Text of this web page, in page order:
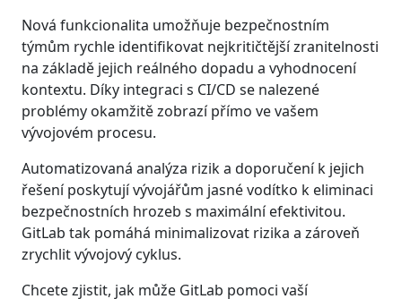
Nová funkcionalita umožňuje bezpečnostním
týmům rychle identifikovat nejkritičtější zranitelnosti
na základě jejich reálného dopadu a vyhodnocení
kontextu. Díky integraci s CI/CD se nalezené
problémy okamžitě zobrazí přímo ve vašem
vývojovém procesu.
Automatizovaná analýza rizik a doporučení k jejich
řešení poskytují vývojářům jasné vodítko k eliminaci
bezpečnostních hrozeb s maximální efektivitou.
GitLab tak pomáhá minimalizovat rizika a zároveň
zrychlit vývojový cyklus.
Chcete zjistit, jak může GitLab pomoci vaší